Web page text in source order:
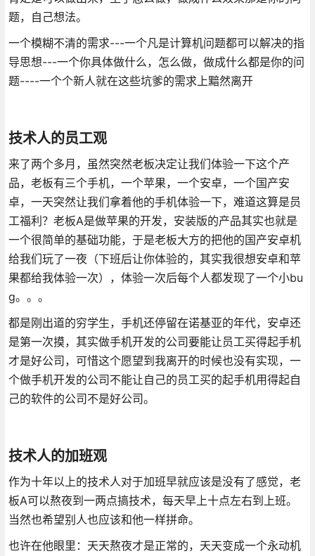
题，自己想法。
一个模糊不清的需求---一个凡是计算机问题都可以解决的指
导思想---一个你具体做什么，怎么做，做成什么都是你的问
题----一个个新人就在这些坑爹的需求上黯然离开
技术人的员工观
来了两个多月，虽然突然老板决定让我们体验一下这个产
品，老板有三个手机，一个苹果，一个安卓，一个国产安
卓，一天突然让我们拿着他的手机体验一下，难道这算是员
工福利？老板A是做苹果的开发，安装版的产品其实也就是
一个很简单的基础功能，于是老板大方的把他的国产安卓机
给我们玩了一夜（下班后让你体验的，其实我很想安卓和苹
果都给我体验一次），体验一次后每个人都发现了一个小bu
g。。。
都是刚出道的穷学生，手机还停留在诺基亚的年代，安卓还
是第一次摸，其实做手机开发的公司要能让员工买得起手机
才是好公司，可惜这个愿望到我离开的时候也没有实现，一
个做手机开发的公司不能让自己的员工买的起手机用得起自
己的软件的公司不是好公司。
技术人的加班观
作为十年以上的技术人对于加班早就应该是没有了感觉，老
板A可以熬夜到一两点搞技术，每天早上十点左右到上班。
当然也希望别人也应该和他一样拼命。
也许在他眼里：天天熬夜才是正常的，天天变成一个永动机